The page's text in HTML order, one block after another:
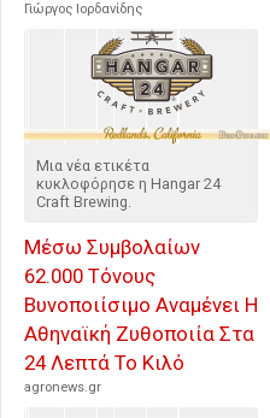
Γιώργος Ιορδανίδης
Μια νέα ετικέτα
κυκλοφόρησε η Hangar 24
Craft Brewing.
Μέσω Συμβολαίων
62.000 Τόνους
Βυνοποιίσιμο Αναμένει Η
Αθηναϊκή Ζυθοποιία Στα
24 Λεπτά Το Κιλό
agronews.gr